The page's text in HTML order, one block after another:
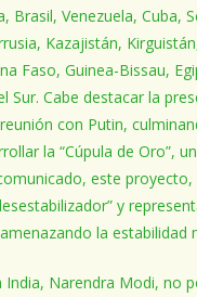
Brasil, Venezuela, Cuba,
Kazajistán,
Faso, Guinea-Bissau,
Sur. Cabe destacar la
con Putin,
la “Cúpula de Oro”,
este
y
la estabilidad
Narendra Modi, no